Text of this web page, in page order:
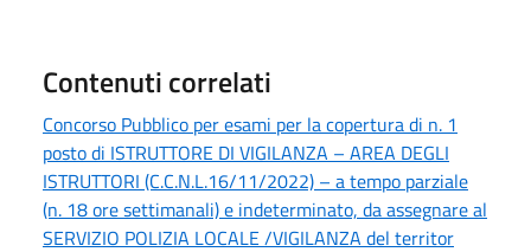
Contenuti correlati
Concorso Pubblico per esami per la copertura di n. 1
posto di ISTRUTTORE DI VIGILANZA – AREA DEGLI
ISTRUTTORI (C.C.N.L.16/11/2022) – a tempo parziale
(n. 18 ore settimanali) e indeterminato, da assegnare al
SERVIZIO POLIZIA LOCALE /VIGILANZA del territor